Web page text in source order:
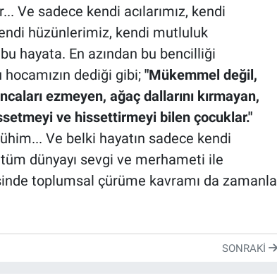
Ve sadece kendi acılarımız, kendi
hüzünlerimiz, kendi mutluluk
hayata. En azından bu bencilliği
dediği gibi; "Mükemmel değil,
ezmeyen, ağaç dallarını kırmayan,
ve hissettirmeyi bilen çocuklar."
Ve belki hayatın sadece kendi
dünyayı sevgi ve merhameti ile
toplumsal çürüme kavramı da zamanla
SONRAKI